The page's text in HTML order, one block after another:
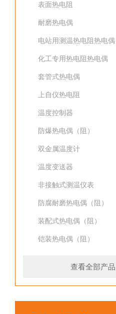
表面热电阻
耐磨热电偶
电站用测温热电阻热电偶
化工专用热电阻热电偶
套管式热电偶
上自仪热电阻
温度控制器
防爆热电偶（阻）
双金属温度计
温度变送器
非接触式测温仪表
防腐耐磨热电偶（阻）
装配式热电偶（阻）
铠装热电偶（阻）
查看全部产品